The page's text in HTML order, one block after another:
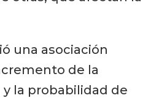
una asociación
de la
la probabilidad de